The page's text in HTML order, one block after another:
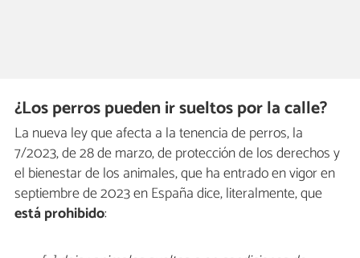
¿Los perros pueden ir sueltos por la calle?
La nueva ley que afecta a la tenencia de perros, la
7/2023, de 28 de marzo, de protección de los derechos y
el bienestar de los animales, que ha entrado en vigor en
septiembre de 2023 en España dice, literalmente, que
está prohibido: